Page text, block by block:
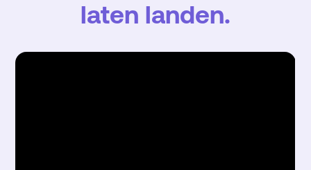
laten landen.